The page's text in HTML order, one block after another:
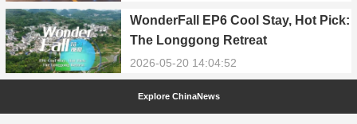
WonderFall EP6 Cool Stay, Hot Pick:
The Longgong Retreat
2026-05-20 14:04:52
Explore ChinaNews